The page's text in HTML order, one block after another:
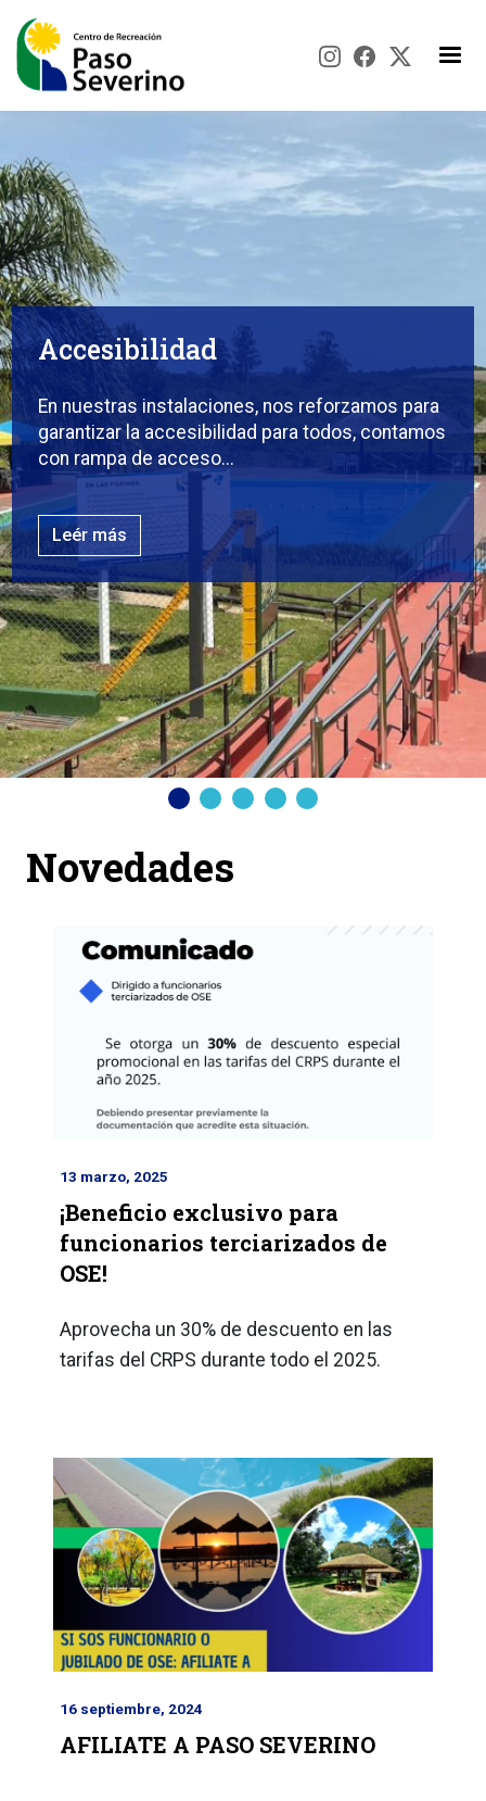
Accesibilidad
En nuestras instalaciones, nos reforzamos para
garantizar la accesibilidad para todos, contamos
con rampa de acceso...
Leér más
Novedades
13 marzo, 2025
¡Beneficio exclusivo para
funcionarios terciarizados de
OSE!
Aprovecha un 30% de descuento en las
tarifas del CRPS durante todo el 2025.
16 septiembre, 2024
AFILIATE A PASO SEVERINO